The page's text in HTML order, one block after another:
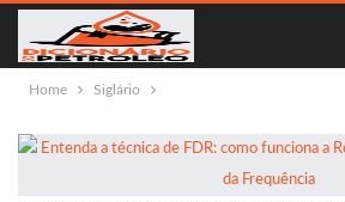
Home Siglário